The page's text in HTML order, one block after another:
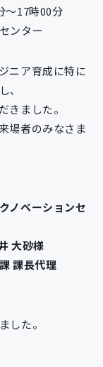
～17時00分
ンター
ニア育成に特に
、
きました。
場者のみなさま
ノベーションセ
大砂様
課 課長代理
した。